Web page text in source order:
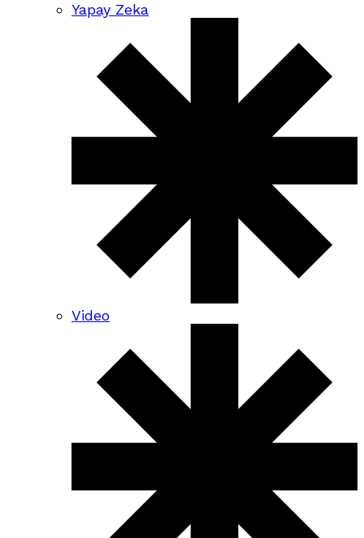
Yapay Zeka
Video